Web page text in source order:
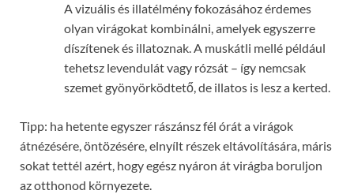
A vizuális és illatélmény fokozásához érdemes
olyan virágokat kombinálni, amelyek egyszerre
díszítenek és illatoznak. A muskátli mellé például
tehetsz levendulát vagy rózsát – így nemcsak
szemet gyönyörködtető, de illatos is lesz a kerted.
Tipp: ha hetente egyszer rászánsz fél órát a virágok
átnézésére, öntözésére, elnyílt részek eltávolítására, máris
sokat tettél azért, hogy egész nyáron át virágba boruljon
az otthonod környezete.